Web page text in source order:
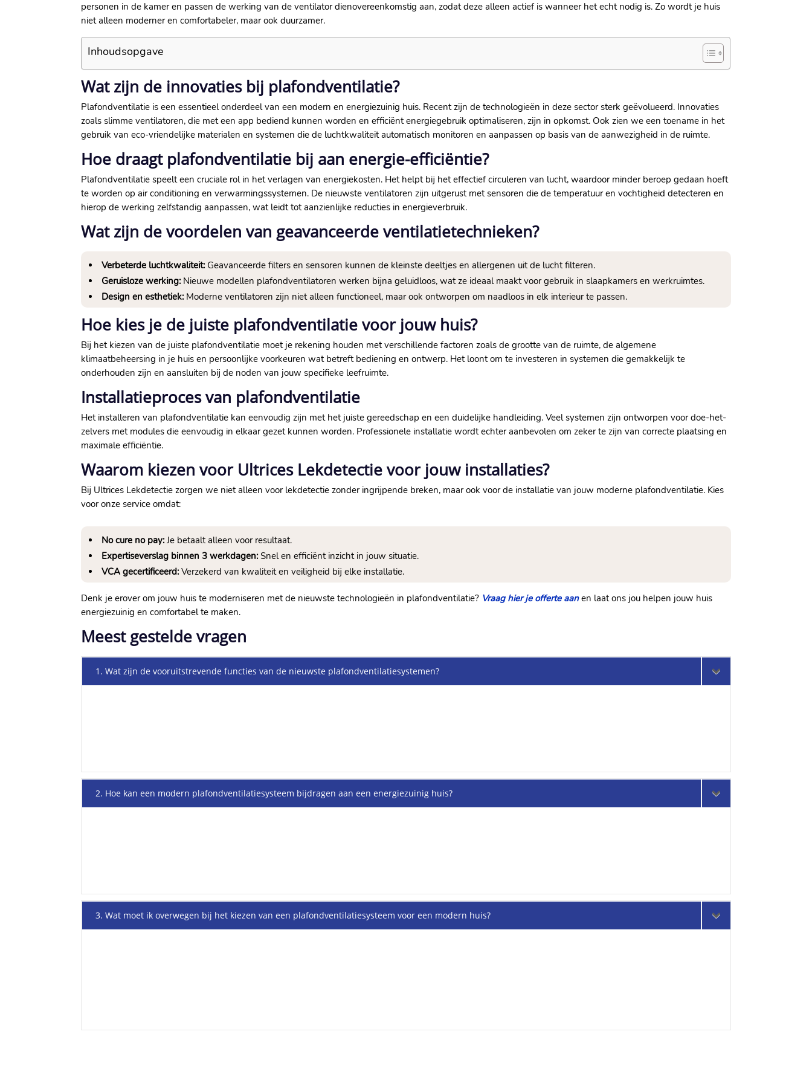
personen in de kamer en passen de werking van de ventilator dienovereenkomstig aan, zodat deze alleen actief is wanneer het echt nodig is.​ Zo wordt je huis
niet alleen moderner en comfortabeler, maar ook duurzamer.​
Inhoudsopgave
Wat zijn de innovaties bij plafondventilatie?
Plafondventilatie is een essentieel onderdeel van een modern en energiezuinig huis.​ Recent zijn de technologieën in deze sector sterk geëvolueerd.​ Innovaties
zoals slimme ventilatoren, die met een app bediend kunnen worden en efficiënt energiegebruik optimaliseren, zijn in opkomst.​ Ook zien we een toename in het
gebruik van eco-vriendelijke materialen en systemen die de luchtkwaliteit automatisch monitoren en aanpassen op basis van de aanwezigheid in de ruimte.​
Hoe draagt plafondventilatie bij aan energie-efficiëntie?
Plafondventilatie speelt een cruciale rol in het verlagen van energiekosten.​ Het helpt bij het effectief circuleren van lucht, waardoor minder beroep gedaan hoeft
te worden op air conditioning en verwarmingssystemen.​ De nieuwste ventilatoren zijn uitgerust met sensoren die de temperatuur en vochtigheid detecteren en
hierop de werking zelfstandig aanpassen, wat leidt tot aanzienlijke reducties in energieverbruik.​
Wat zijn de voordelen van geavanceerde ventilatietechnieken?
Verbeterde luchtkwaliteit:Geavanceerde filters en sensoren kunnen de kleinste deeltjes en allergenen uit de lucht filteren.​
Geruisloze werking:Nieuwe modellen plafondventilatoren werken bijna geluidloos, wat ze ideaal maakt voor gebruik in slaapkamers en werkruimtes.​
Design en esthetiek:Moderne ventilatoren zijn niet alleen functioneel, maar ook ontworpen om naadloos in elk interieur te passen.​
Hoe kies je de juiste plafondventilatie voor jouw huis?
Bij het kiezen van de juiste plafondventilatie moet je rekening houden met verschillende factoren zoals de grootte van de ruimte, de algemene
klimaatbeheersing in je huis en persoonlijke voorkeuren wat betreft bediening en ontwerp.​ Het loont om te investeren in systemen die gemakkelijk te
onderhouden zijn en aansluiten bij de noden van jouw specifieke leefruimte.​
Installatieproces van plafondventilatie
Het installeren van plafondventilatie kan eenvoudig zijn met het juiste gereedschap en een duidelijke handleiding.​ Veel systemen zijn ontworpen voor doe-het-
zelvers met modules die eenvoudig in elkaar gezet kunnen worden.​ Professionele installatie wordt echter aanbevolen om zeker te zijn van correcte plaatsing en
maximale efficiëntie.​
Waarom kiezen voor Ultrices Lekdetectie voor jouw installaties?
Bij Ultrices Lekdetectie zorgen we niet alleen voor lekdetectie zonder ingrijpende breken, maar ook voor de installatie van jouw moderne plafondventilatie.​ Kies
voor onze service omdat:
No cure no pay:Je betaalt alleen voor resultaat.​
Expertiseverslag binnen 3 werkdagen:Snel en efficiënt inzicht in jouw situatie.​
VCA gecertificeerd:Verzekerd van kwaliteit en veiligheid bij elke installatie.​
Denk je erover om jouw huis te moderniseren met de nieuwste technologieën in plafondventilatie? Vraag hier je offerte aanen laat ons jou helpen jouw huis
energiezuinig en comfortabel te maken.​
Meest gestelde vragen
1. Wat zijn de vooruitstrevende functies van de nieuwste plafondventilatiesystemen?
2. Hoe kan een modern plafondventilatiesysteem bijdragen aan een energiezuinig huis?
3. Wat moet ik overwegen bij het kiezen van een plafondventilatiesysteem voor een modern huis?